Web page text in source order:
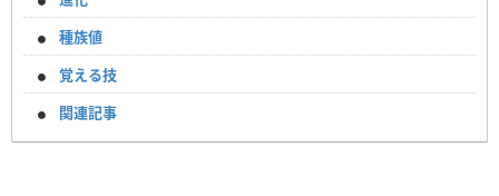
種族値
覚える技
関連記事